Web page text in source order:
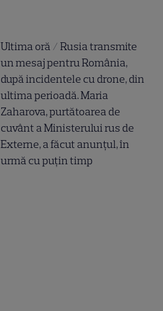
Ultima oră / Rusia transmite
un mesaj pentru România,
după incidentele cu drone, din
ultima perioadă. Maria
Zaharova, purtătoarea de
cuvânt a Ministerului rus de
Externe, a făcut anunțul, în
urmă cu puțin timp